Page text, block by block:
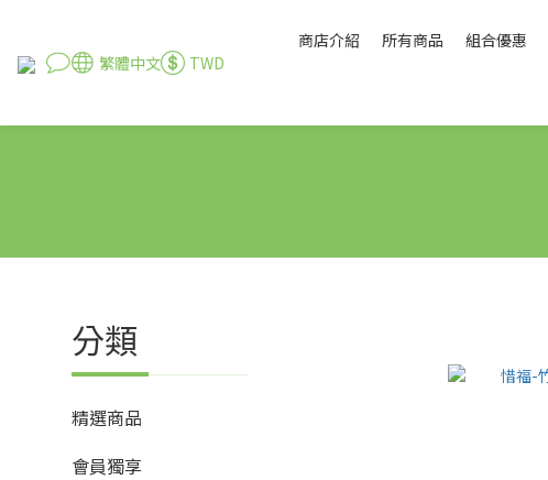
繁體中文 TWD
商店介紹 所有商品 組合優惠
分類
精選商品
會員獨享